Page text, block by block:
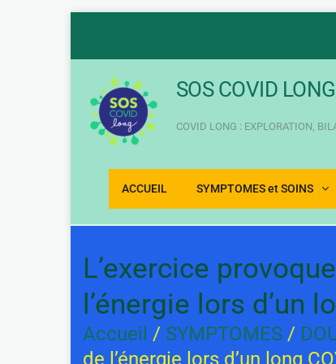
SOS COVID
COVID LONG : EXPLORATION,
ACCUEIL SYMPTOMES et SOINS
L’exercice
l’énergie lors d’un
Accueil / SYMPTOMES /
de l’énergie lors d’un long